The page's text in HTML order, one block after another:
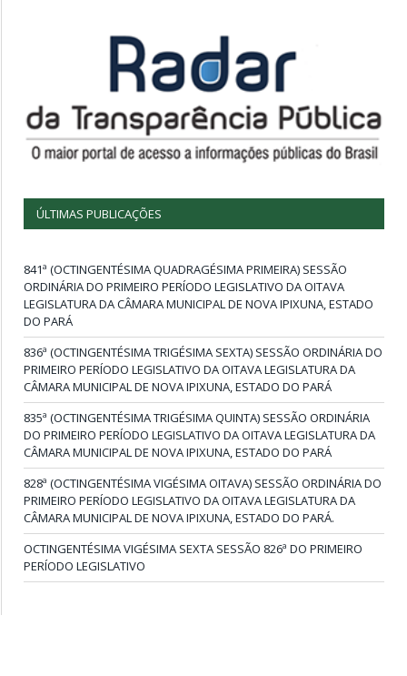
ÚLTIMAS PUBLICAÇÕES
841ª (OCTINGENTÉSIMA QUADRAGÉSIMA PRIMEIRA) SESSÃO
ORDINÁRIA DO PRIMEIRO PERÍODO LEGISLATIVO DA OITAVA
LEGISLATURA DA CÂMARA MUNICIPAL DE NOVA IPIXUNA, ESTADO
DO PARÁ
836ª (OCTINGENTÉSIMA TRIGÉSIMA SEXTA) SESSÃO ORDINÁRIA DO
PRIMEIRO PERÍODO LEGISLATIVO DA OITAVA LEGISLATURA DA
CÂMARA MUNICIPAL DE NOVA IPIXUNA, ESTADO DO PARÁ
835ª (OCTINGENTÉSIMA TRIGÉSIMA QUINTA) SESSÃO ORDINÁRIA
DO PRIMEIRO PERÍODO LEGISLATIVO DA OITAVA LEGISLATURA DA
CÂMARA MUNICIPAL DE NOVA IPIXUNA, ESTADO DO PARÁ
828ª (OCTINGENTÉSIMA VIGÉSIMA OITAVA) SESSÃO ORDINÁRIA DO
PRIMEIRO PERÍODO LEGISLATIVO DA OITAVA LEGISLATURA DA
CÂMARA MUNICIPAL DE NOVA IPIXUNA, ESTADO DO PARÁ.
OCTINGENTÉSIMA VIGÉSIMA SEXTA SESSÃO 826ª DO PRIMEIRO
PERÍODO LEGISLATIVO